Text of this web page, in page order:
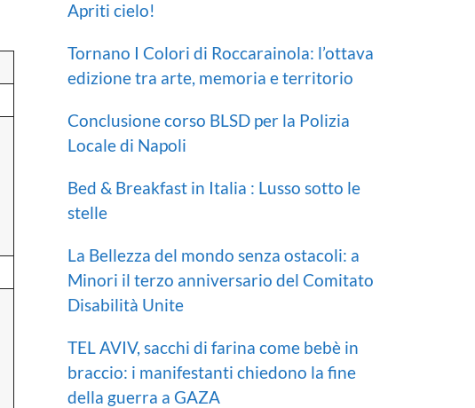
Apriti cielo!
Tornano I Colori di Roccarainola: l’ottava
edizione tra arte, memoria e territorio
Conclusione corso BLSD per la Polizia
Locale di Napoli
Bed & Breakfast in Italia : Lusso sotto le
stelle
La Bellezza del mondo senza ostacoli: a
Minori il terzo anniversario del Comitato
Disabilità Unite
TEL AVIV, sacchi di farina come bebè in
braccio: i manifestanti chiedono la fine
della guerra a GAZA